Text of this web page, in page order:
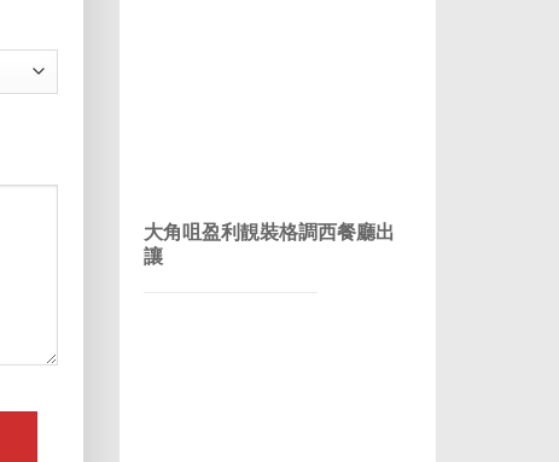
大角咀盈利靚裝格調西餐廳出
讓